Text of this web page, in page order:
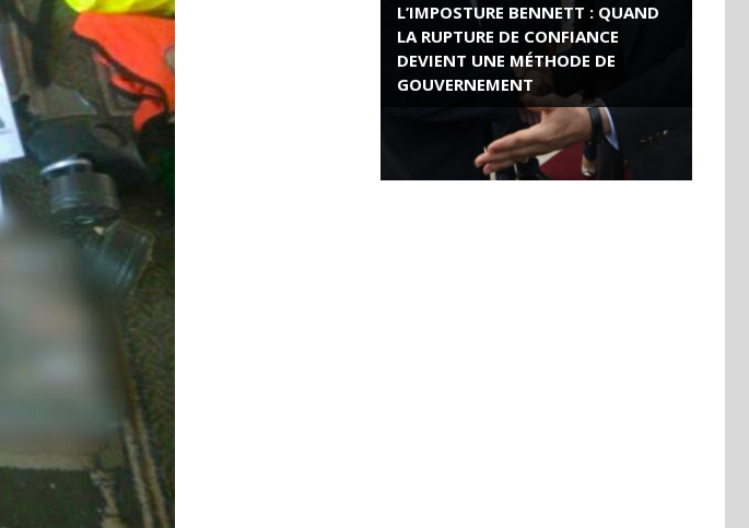
L’IMPOSTURE BENNETT : QUAND
LA RUPTURE DE CONFIANCE
DEVIENT UNE MÉTHODE DE
GOUVERNEMENT
ROSE VALLAND, HEROÏNE DE LA
RESISTANCE FRANÇAISE